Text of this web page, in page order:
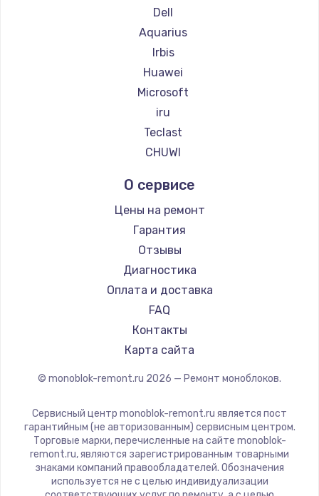
Замена клавиатуры
1290 руб.
Замена корпуса
890 руб.
Заказать
Замена тачпада
990 руб.
Заказать
Замена динамика
1500 руб.
Заказать
Замена экрана
1530 руб.
Заказать
Замена шлейфа матрицы
1130 руб.
Заказать
Замена USB порта
Dell
Aquarius
Irbis
Huawei
Microsoft
iru
Teclast
CHUWI
О сервисе
Цены на ремонт
Гарантия
Отзывы
Диагностика
Оплата и доставка
FAQ
Контакты
Карта сайта
© monoblok-remont.ru 2026 — Ремонт моноблоков.
Сервисный центр monoblok-remont.ru является пост
гарантийным (не авторизованным) сервисным центром.
Торговые марки, перечисленные на сайте monoblok-
remont.ru, являются зарегистрированным товарными
знаками компаний правообладателей. Обозначения
используется не с целью индивидуализации